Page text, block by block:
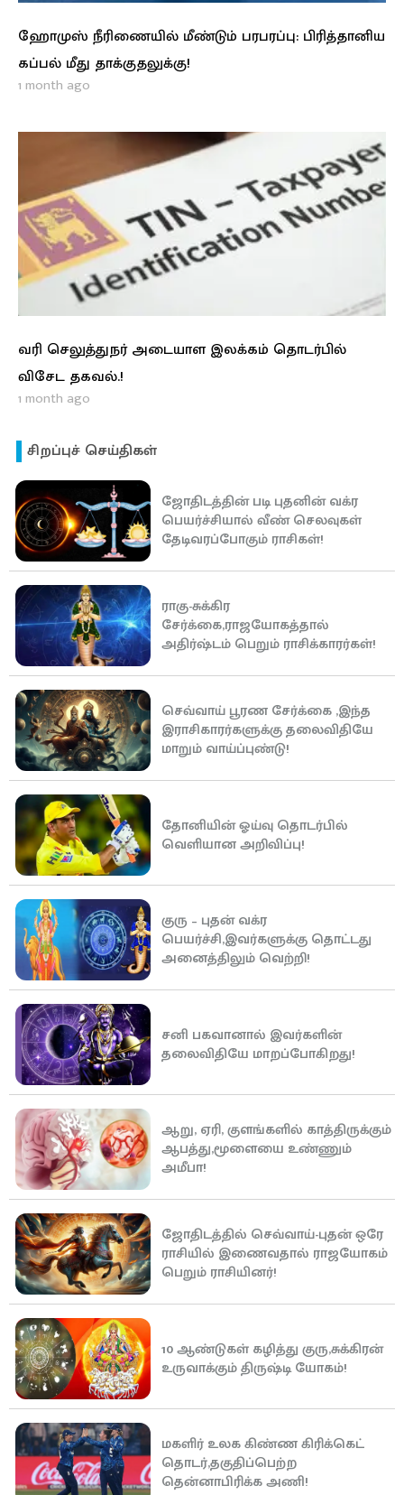
ஹோமுஸ் நீரிணையில் மீண்டும் பரபரப்பு: பிரித்தானிய
கப்பல் மீது தாக்குதலுக்கு!
1 month ago
வரி செலுத்துநர் அடையாள இலக்கம் தொடர்பில்
விசேட தகவல்.!
1 month ago
சிறப்புச் செய்திகள்
ஜோதிடத்தின் படி புதனின் வக்ர
பெயர்ச்சியால் வீண் செலவுகள்
தேடிவரப்போகும் ராசிகள்!
ராகு-சுக்கிர
சேர்க்கை,ராஜயோகத்தால்
அதிர்ஷ்டம் பெறும் ராசிக்காரர்கள்!
செவ்வாய் பூரண சேர்க்கை ,இந்த
இராசிகாரர்களுக்கு தலைவிதியே
மாறும் வாய்ப்புண்டு!
தோனியின் ஓய்வு தொடர்பில்
வெளியான அறிவிப்பு!
குரு – புதன் வக்ர
பெயர்ச்சி,இவர்களுக்கு தொட்டது
அனைத்திலும் வெற்றி!
சனி பகவானால் இவர்களின்
தலைவிதியே மாறப்போகிறது!
ஆறு, ஏரி, குளங்களில் காத்திருக்கும்
ஆபத்து,மூளையை உண்ணும்
அமீபா!
ஜோதிடத்தில் செவ்வாய்-புதன் ஒரே
ராசியில் இணைவதால் ராஜயோகம்
பெறும் ராசியினர்!
10 ஆண்டுகள் கழித்து குரு,சுக்கிரன்
உருவாக்கும் திருஷ்டி யோகம்!
மகளிர் உலக கிண்ண கிரிக்கெட்
தொடர்,தகுதிப்பெற்ற
தென்னாபிரிக்க அணி!